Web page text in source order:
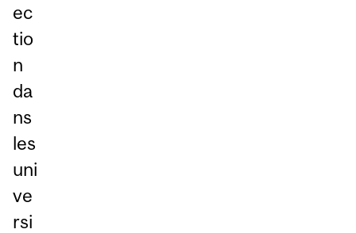
ec
tio
n
da
ns
les
uni
ve
rsi